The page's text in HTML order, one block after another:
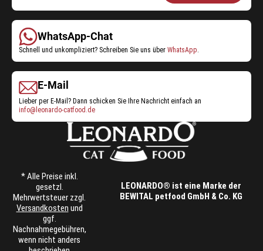
WhatsApp-Chat
Schnell und unkompliziert? Schreiben Sie uns über WhatsApp
E-Mail
Lieber per E-Mail? Dann schicken Sie Ihre Nachricht einfach an
info@leonardo-catfood.de
* Alle Preise inkl.
gesetzl.
Mehrwertsteuer zzgl.
Versandkosten und
ggf.
Nachnahmegebühren,
wenn nicht anders
LEONARDO® ist eine Marke der
BEWITAL petfood GmbH & Co. KG